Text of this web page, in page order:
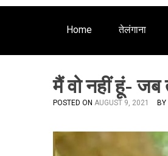
e
Home तेलंगाना
मैं वो नहीं हूं-
POSTED ON AUGUST 9, 2021 BY